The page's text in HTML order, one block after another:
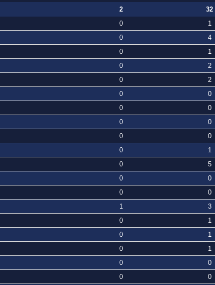
2 32
0 1
0 4
0 1
0 2
0 2
0 0
0 0
0 0
0 0
0 1
0 5
0 0
0 0
1 3
0 1
0 1
0 1
0 0
0 0